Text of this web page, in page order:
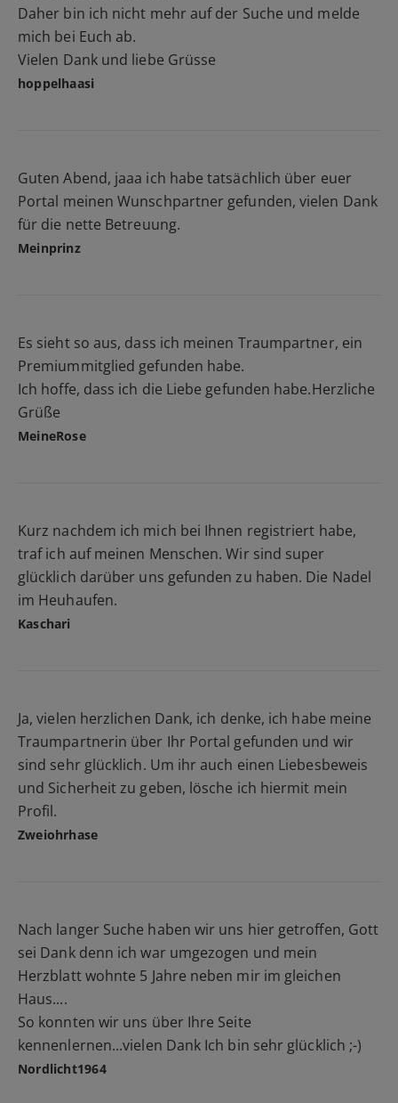
Daher bin ich nicht mehr auf der Suche und melde
mich bei Euch ab.
Vielen Dank und liebe Grüsse
hoppelhaasi
Guten Abend, jaaa ich habe tatsächlich über euer
Portal meinen Wunschpartner gefunden, vielen Dank
für die nette Betreuung.
Meinprinz
Es sieht so aus, dass ich meinen Traumpartner, ein
Premiummitglied gefunden habe.
Ich hoffe, dass ich die Liebe gefunden habe.Herzliche
Grüße
MeineRose
Kurz nachdem ich mich bei Ihnen registriert habe,
traf ich auf meinen Menschen. Wir sind super
glücklich darüber uns gefunden zu haben. Die Nadel
im Heuhaufen.
Kaschari
Ja, vielen herzlichen Dank, ich denke, ich habe meine
Traumpartnerin über Ihr Portal gefunden und wir
sind sehr glücklich. Um ihr auch einen Liebesbeweis
und Sicherheit zu geben, lösche ich hiermit mein
Profil.
Zweiohrhase
Nach langer Suche haben wir uns hier getroffen, Gott
sei Dank denn ich war umgezogen und mein
Herzblatt wohnte 5 Jahre neben mir im gleichen
Haus....
So konnten wir uns über Ihre Seite
kennenlernen...vielen Dank Ich bin sehr glücklich ;-)
Nordlicht1964